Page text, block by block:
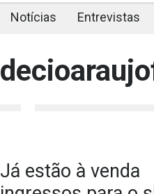
Notícias Entrevistas
Já estão à venda